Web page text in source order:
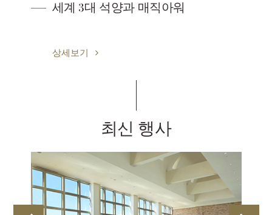
세계 3대 석양과 매직아워
상세보기
최신 행사